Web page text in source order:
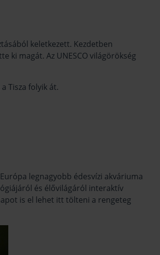
keletkezett. Kezdetben
magát. Az UNESCO világörökség
Tisza folyik át.
legnagyobb édesvízi akváriuma
és élővilágáról interaktív
is el lehet itt tölteni a rengeteg